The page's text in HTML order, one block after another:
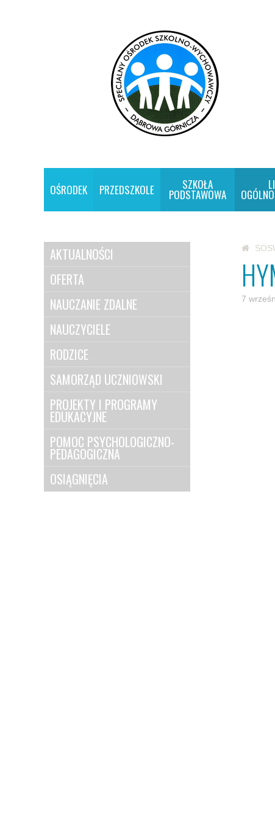
OŚRODEK PRZEDSZKOLE SZKOŁA
PODSTAWOWA
AKTUALNOŚCI
OFERTA
NAUCZANIE ZDALNE
NAUCZYCIELE
RODZICE
SAMORZĄD UCZNIOWSKI
PROJEKTY I PROGRAMY
EDUKACYJNE
POMOC PSYCHOLOGICZNO-
PEDAGOGICZNA
OSIĄGNIĘCIA
7